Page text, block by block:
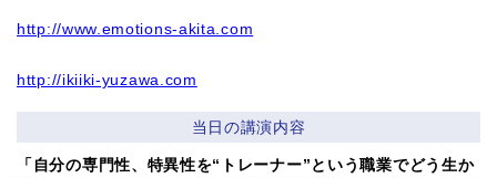
http://www.emotions-akita.com
http://ikiiki-yuzawa.com
当日の講演内容
「自分の専門性、特異性を“トレーナー”という職業でどう生か